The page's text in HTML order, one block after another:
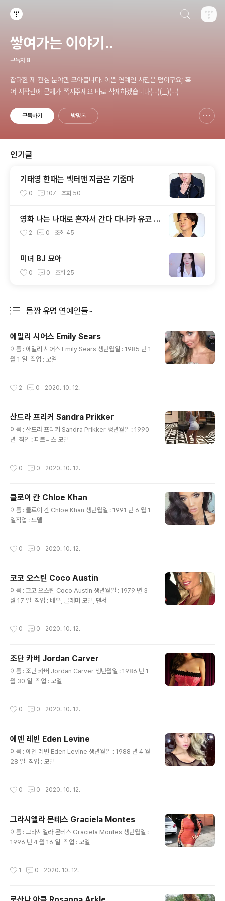
쌓여가는 이야기..
구독자 8
잡다한 제 관심 분야만 모아봅니다. 이쁜 연예인 사진은 덤이구요; 혹
여 저작권에 문제가 쪽지주세요 바로 삭제하겠습니다(--)(__)(--)
구독하기 방명록
인기글
기태영 한때는 벡터맨 지금은 기줌마
0 107 조회 50
영화 나는 나대로 혼자서 간다 다나카 유코 T
anaka Yuko, 田中裕子
2 0 조회 45
미녀 BJ 묘아
0 0 조회 25
몸짱 유명 연예인들~
에밀리 시어스 Emily Sears
이름 : 에밀리 시어스 Emily Sears 생년월일 : 1985 년 1
월 1 일 ​ 직업 : 모델
2 0 2020. 10. 12.
산드라 프리커 Sandra Prikker
이름 : 산드라 프리커 Sandra Prikker 생년월일 : 1990
년 ​ 직업 : 피트니스 모델
0 0 2020. 10. 12.
클로이 칸 Chloe Khan
이름 : 클로이 칸 Chloe Khan 생년월일 : 1991 년 6 월 1
일​직업 : 모델
0 0 2020. 10. 12.
코코 오스틴 Coco Austin
이름 : 코코 오스틴 Coco Austin 생년월일 : 1979 년 3
월 17 일 ​ 직업 : 배우, 글래머 모델, 댄서
0 0 2020. 10. 12.
조단 카버 Jordan Carver
이름 : 조단 카버 Jordan Carver 생년월일 : 1986 년 1
월 30 일 ​ 직업 : 모델
0 0 2020. 10. 12.
에덴 레빈 Eden Levine
이름 : 에덴 레빈 Eden Levine 생년월일 : 1988 년 4 월
28 일 ​ 직업 : 모델
0 0 2020. 10. 12.
그라시엘라 몬테스 Graciela Montes
이름 : 그라시엘라 몬테스 Graciela Montes 생년월일 :
1996 년 4 월 16 일 ​ 직업 : 모델
1 0 2020. 10. 12.